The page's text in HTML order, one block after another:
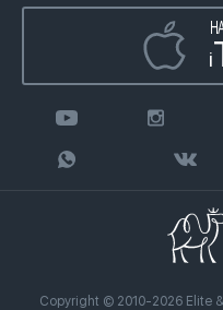
i
Copyright © 2010-2026 Elite